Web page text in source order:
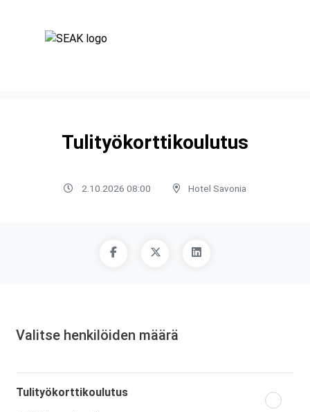
Tulityökorttikoulutus
2.10.2026 08:00 Hotel Savonia
Valitse henkilöiden määrä
Tulityökorttikoulutus